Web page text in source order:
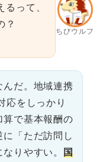
ちびウルフ
って、
？
だ。地域連携
応をしっかり
で基本報酬の
「ただ訪問し
りやすい。 国